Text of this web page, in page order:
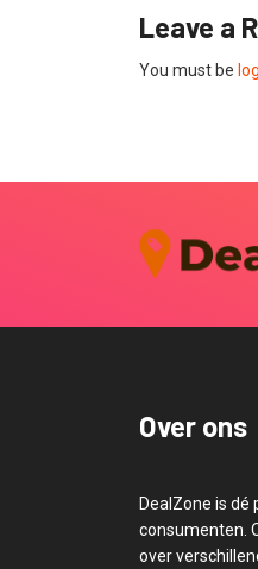
Leave a
You must be
Over ons
DealZone is dé
consumenten.
over